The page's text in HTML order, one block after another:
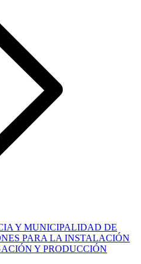
Y MUNICIPALIDAD DE
PARA LA INSTALACIÓN
Y PRODUCCIÓN